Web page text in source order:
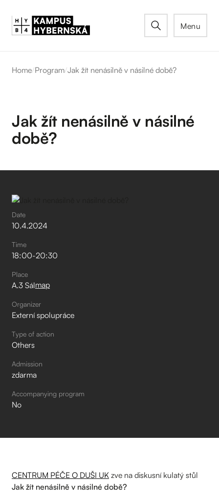
Menu
Home/Program/Jak žít nenásilně v násilné době?
Jak žít nenásilně v násilné
době?
Date
10.4.2024
Time
18:00-20:30
Place
A.3 Sálmap
Organizer
Externí spolupráce
Type of action
Others
Admission
zdarma
Accompanying program
No
CENTRUM PÉČE O DUŠI UK zve na diskusní kulatý stůl
Jak žít nenásilně v násilné době?